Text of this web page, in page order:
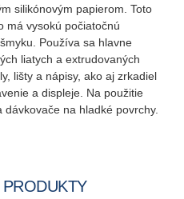
silikónovým papierom. Toto
má vysokú počiatočnú
Používa sa hlavne
liatych a extrudovaných
lišty a nápisy, ako aj zrkadiel
a displeje. Na použitie
na hladké povrchy.